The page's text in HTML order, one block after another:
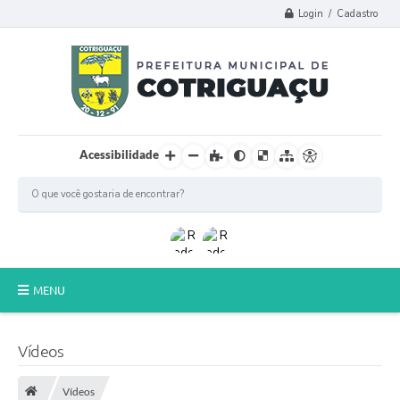
Login / Cadastro
Acessibilidade
MENU
Vídeos
Vídeos